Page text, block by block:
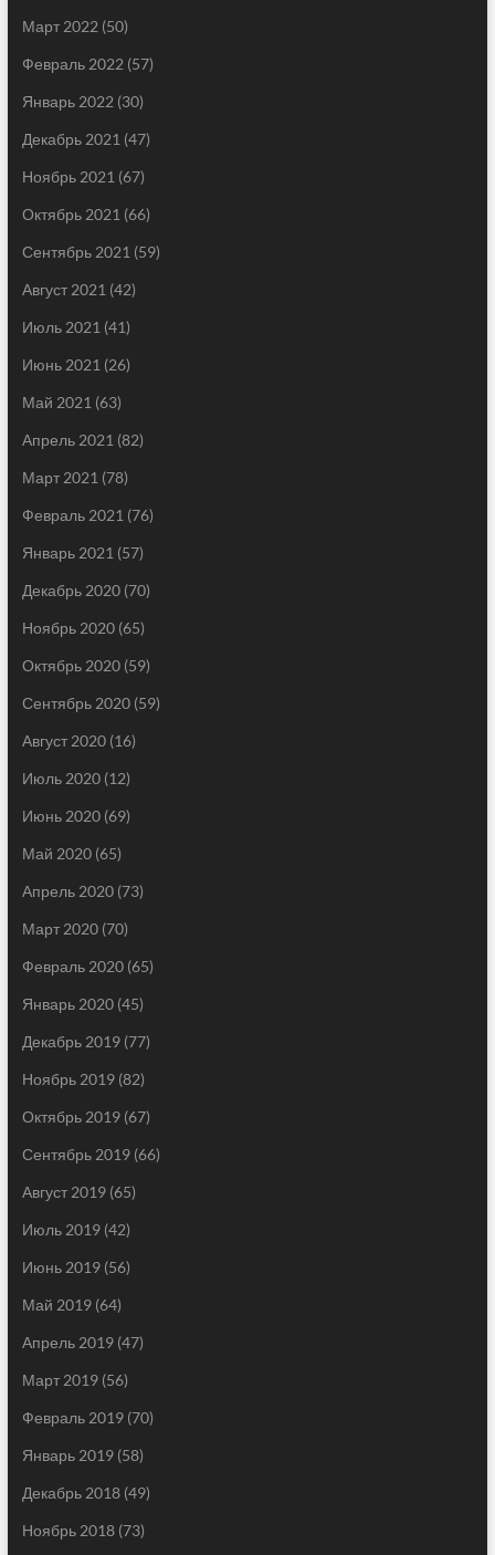
Март 2022 (50)
Февраль 2022 (57)
Январь 2022 (30)
Декабрь 2021 (47)
Ноябрь 2021 (67)
Октябрь 2021 (66)
Сентябрь 2021 (59)
Август 2021 (42)
Июль 2021 (41)
Июнь 2021 (26)
Май 2021 (63)
Апрель 2021 (82)
Март 2021 (78)
Февраль 2021 (76)
Январь 2021 (57)
Декабрь 2020(70)
Ноябрь 2020(65)
Октябрь 2020(59)
Сентябрь 2020(59)
Август 2020(16)
Июль 2020(12)
Июнь 2020(69)
Май 2020(65)
Апрель 2020(73)
Март 2020(70)
Февраль 2020(65)
Январь 2020(45)
Декабрь 2019(77)
Ноябрь 2019(82)
Октябрь 2019(67)
Сентябрь 2019(66)
Август 2019(65)
Июль 2019(42)
Июнь 2019(56)
Май 2019(64)
Апрель 2019(47)
Март 2019(56)
Февраль 2019(70)
Январь 2019(58)
Декабрь 2018(49)
Ноябрь 2018(73)